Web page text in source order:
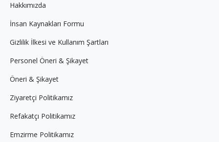
windowwindow
Hakkımızda
İnsan Kaynakları Formu
Gizlilik İlkesi ve Kullanım Şartları
Personel Öneri & Şikayet
Öneri & Şikayet
Ziyaretçi Politikamız
Refakatçı Politikamız
Emzirme Politikamız